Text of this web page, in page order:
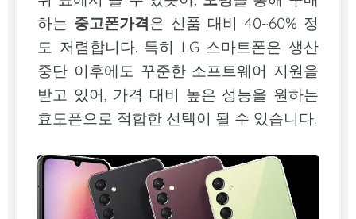
하는 중고폰가격은 신품 대비 40~60% 정
도 저렴합니다. 특히 LG 스마트폰은 생산
중단 이후에도 꾸준한 소프트웨어 지원을
받고 있어, 가격 대비 높은 성능을 원하는
효도폰으로 적합한 선택이 될 수 있습니다.